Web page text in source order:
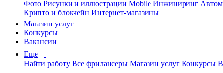
Фото Рисунки и иллюстрации Mobile Инжиниринг
Крипто и блокчейн Интернет-магазины
Магазин услуг
Конкурсы
Вакансии
Еще
Найти работу Все фрилансеры Магазин услуг Конкурсы